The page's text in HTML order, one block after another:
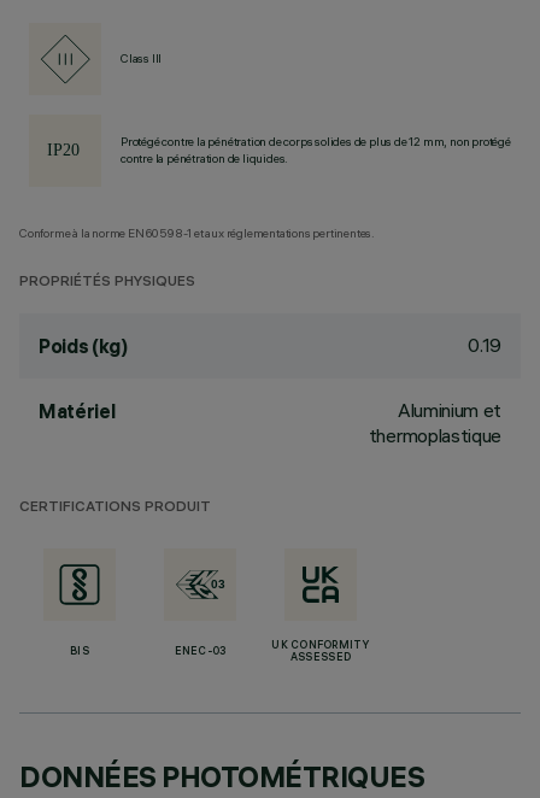
Class III
Protégé contre la pénétration de corps solides de plus de 12 mm, non protégé
contre la pénétration de liquides.
Conforme à la norme EN60598-1 et aux réglementations pertinentes.
PROPRIÉTÉS PHYSIQUES
Poids (kg) 0.19
Matériel
Aluminium et
thermoplastique
CERTIFICATIONS PRODUIT
BIS ENEC-03
UK CONFORMITY
ASSESSED
DONNÉES PHOTOMÉTRIQUES